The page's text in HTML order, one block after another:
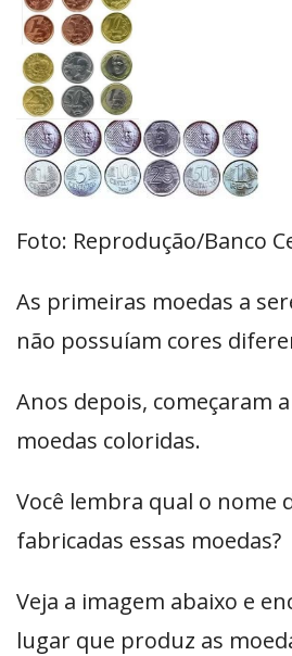
Foto: Reprodução/Banco
As primeiras moedas a
não possuíam cores
Anos depois, começaram
moedas coloridas.
Você lembra qual o nome
fabricadas essas moedas?
Veja a imagem abaixo e
lugar que produz as